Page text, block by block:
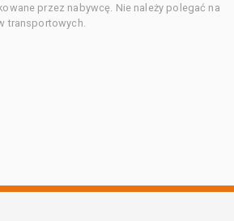
przez nabywcę. Nie należy polegać na
transportowych.